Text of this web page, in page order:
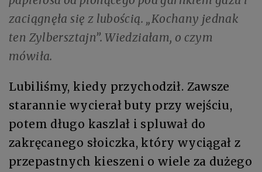
zaciągnęła się z lubością. „Kochany jednak
ten Zylbersztajn”. Wiedziałam, o czym
mówiła.
Lubiliśmy, kiedy przychodził. Zawsze
starannie wycierał buty przy wejściu,
potem długo kaszlał i spluwał do
zakręcanego słoiczka, który wyciągał z
przepastnych kieszeni o wiele za dużego